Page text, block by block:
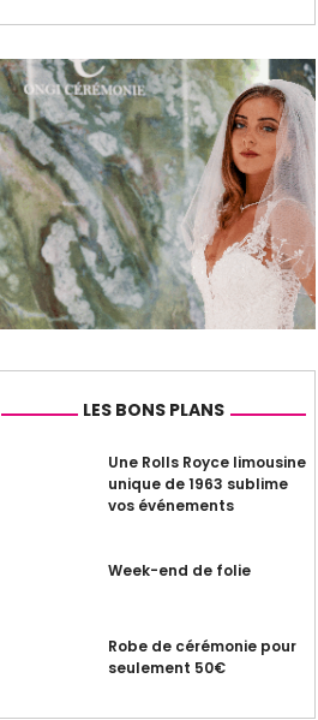
LES BONS PLANS
Une Rolls Royce limousine
unique de 1963 sublime
vos événements
Week-end de folie
Robe de cérémonie pour
seulement 50€